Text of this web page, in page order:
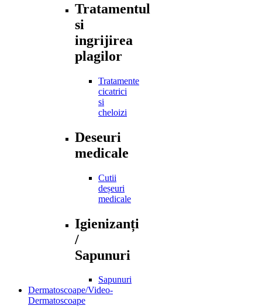
Tratamentul
si
ingrijirea
plagilor
Tratamente
cicatrici
si
cheloizi
Deseuri
medicale
Cutii
deșeuri
medicale
Igienizanți
/
Sapunuri
Sapunuri
Dermatoscoape/Video-
Dermatoscoape